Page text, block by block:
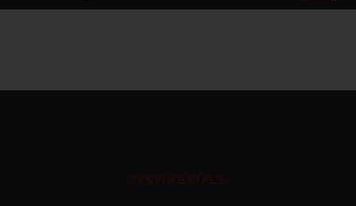
TESTIMONIALS